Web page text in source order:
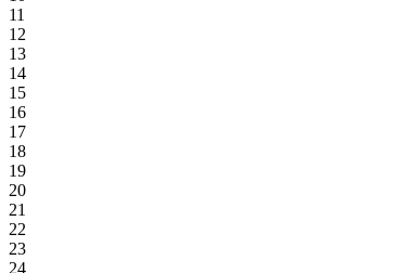
11
12
13
14
15
16
17
18
19
20
21
22
23
24